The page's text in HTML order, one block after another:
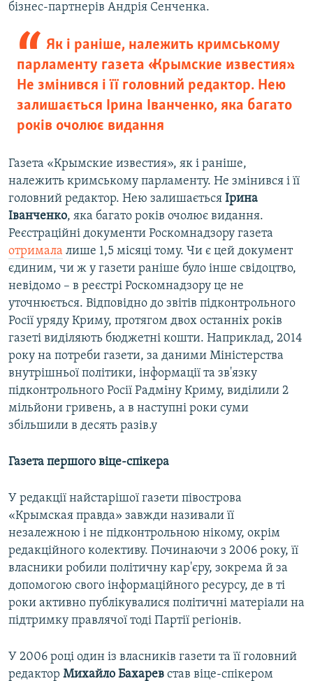
бізнес-партнерів Андрія Сенченка.
Як і раніше, належить кримському
парламенту газета «Крымские известия».
Не змінився і її головний редактор. Нею
залишається Ірина Іванченко, яка багато
років очолює видання
Газета «Крымские известия», як і раніше,
належить кримському парламенту. Не змінився і її
головний редактор. Нею залишається Ірина
Іванченко, яка багато років очолює видання.
Реєстраційні документи Роскомнадзору газета
отримала лише 1,5 місяці тому. Чи є цей документ
єдиним, чи ж у газети раніше було інше свідоцтво,
невідомо – в реєстрі Роскомнадзору це не
уточнюється. Відповідно до звітів підконтрольного
Росії уряду Криму, протягом двох останніх років
газеті виділяють бюджетні кошти. Наприклад, 2014
року на потреби газети, за даними Міністерства
внутрішньої політики, інформації та зв'язку
підконтрольного Росії Радміну Криму, виділили 2
мільйони гривень, а в наступні роки суми
збільшили в десять разів.у
Газета першого віце-спікера
У редакції найстарішої газети півострова
«Крымская правда» завжди називали її
незалежною і не підконтрольною нікому, окрім
редакційного колективу. Починаючи з 2006 року, її
власники робили політичну кар'єру, зокрема й за
допомогою свого інформаційного ресурсу, де в ті
роки активно публікувалися політичні матеріали на
підтримку правлячої тоді Партії регіонів.
У 2006 році один із власників газети та її головний
редактор Михайло Бахарев став віце-спікером